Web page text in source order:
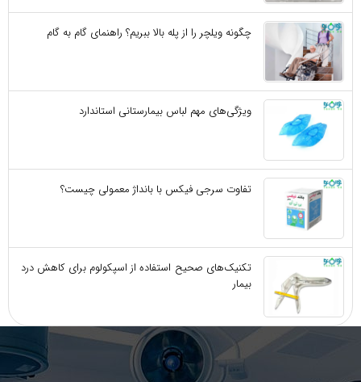
چگونه ویلچر را از پله بالا ببریم؟ راهنمای گام به گام
ویژگی‌های مهم لباس بیمارستانی استاندارد
تفاوت سرجی‌ فیکس با بانداژ معمولی چیست؟
تکنیک‌های صحیح استفاده از اسپکولوم برای کاهش درد
بیمار